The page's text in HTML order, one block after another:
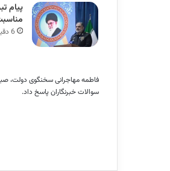
پیام
6 دقیقه پیش
سوالات خبرنگاران پاسخ داد.